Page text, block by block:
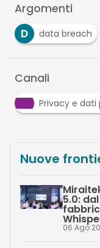
Argomenti
D
data breach
Canali
Privacy e dati
Nuove
5.0:
06 Ago